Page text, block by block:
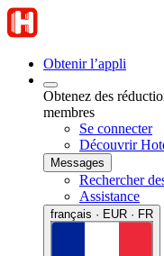
Obtenir l’appli
Obtenez des
membres
Se connecter
Découvrir
Messages
Rechercher
Assistance
français · EUR · FR